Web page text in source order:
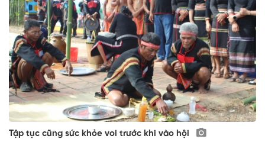
Tập tục cũng sức khỏe voi trước khi vào hội